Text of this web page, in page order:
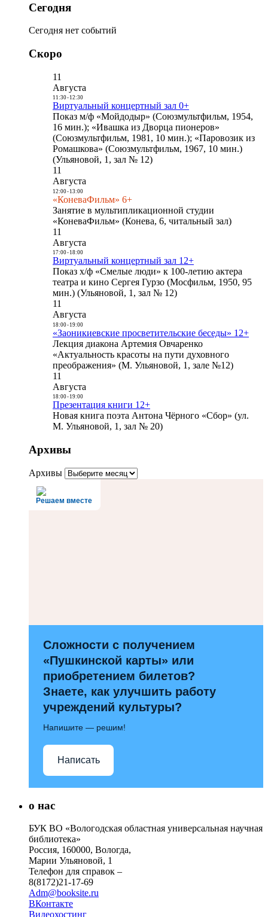
Сегодня
Сегодня нет событий
Скоро
11
Августа
11:30- 12:30
Виртуальный концертный зал 0+
Показ м/ф «Мойдодыр» (Союзмультфильм, 1954,
16 мин.); «Ивашка из Дворца пионеров»
(Союзмультфильм, 1981, 10 мин.); «Паровозик из
Ромашкова» (Союзмультфильм, 1967, 10 мин.)
(Ульяновой, 1, зал № 12)
11
Августа
12:00- 13:00
«КоневаФильм» 6+
Занятие в мультипликационной студии
«КоневаФильм» (Конева, 6, читальный зал)
11
Августа
17:00- 18:00
Виртуальный концертный зал 12+
Показ х/ф «Смелые люди» к 100-летию актера
театра и кино Сергея Гурзо (Мосфильм, 1950, 95
мин.) (Ульяновой, 1, зал № 12)
11
Августа
18:00- 19:00
«Заоникиевские просветительские беседы» 12+
Лекция диакона Артемия Овчаренко
«Актуальность красоты на пути духовного
преображения» (М. Ульяновой, 1, зале №12)
11
Августа
18:00- 19:00
Презентация книги 12+
Новая книга поэта Антона Чёрного «Сбор» (ул.
М. Ульяновой, 1, зал № 20)
Архивы
Архивы
Решаем вместе
Сложности с получением
«Пушкинской карты» или
приобретением билетов?
Знаете, как улучшить работу
учреждений культуры?
Напишите — решим!
Написать
о нас
БУК ВО «Вологодская областная универсальная научная
библиотека»
Россия, 160000, Вологда,
Марии Ульяновой, 1
Телефон для справок –
8(8172)21-17-69
Adm@booksite.ru
ВКонтакте
Видеохостинг